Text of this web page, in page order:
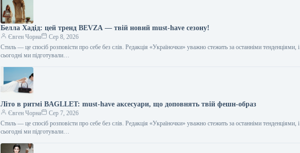
Белла Хадід: цей тренд BEVZA — твій новий must-have сезону!
Євген Чорна
Сер 8, 2026
Стиль — це спосіб розповісти про себе без слів. Редакція «Україночки» уважно стежить за останніми тенденціями, і
сьогодні ми підготували…
Літо в ритмі BAGLLET: must-have аксесуари, що доповнять твій фешн-образ
Євген Чорна
Сер 7, 2026
Стиль — це спосіб розповісти про себе без слів. Редакція «Україночки» уважно стежить за останніми тенденціями, і
сьогодні ми підготували…